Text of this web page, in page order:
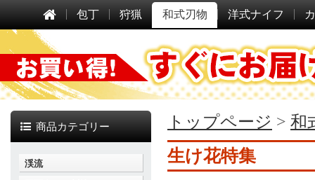
包丁 狩猟 和式刃物 洋式ナイフ
トップページ > 和
生け花特集
商品カテゴリー
渓流